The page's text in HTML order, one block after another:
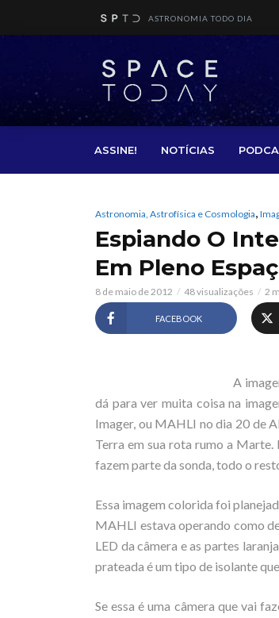
ASTRONOMIA TODO DIA
ASSINE! NOTÍCIAS
Astronomia, Astrofísica e Cosmologia,
Espiando O
Em Pleno
8 de maio de 2012 48 visualizações 2
FACEBOOK
A
dá para ver muita coisa na
Imager, ou MAHLI no dia 20 de
Terra em sua rota rumo a
fazem parte da sonda, todo o
Essa imagem colorida foi
MAHLI estava operando como
LED da câmera e as partes
prateada é um tipo de isolante
Se essa é uma câmera que vai